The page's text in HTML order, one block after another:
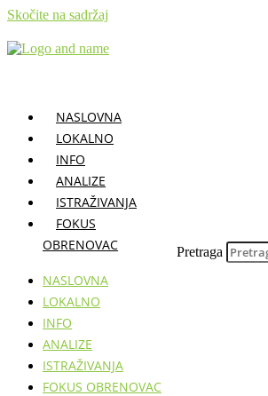
Skočite na sadržaj
NASLOVNA
LOKALNO
INFO
ANALIZE
ISTRAŽIVANJA
FOKUS
OBRENOVAC
NASLOVNA
LOKALNO
INFO
ANALIZE
ISTRAŽIVANJA
FOKUS OBRENOVAC
Pretraga